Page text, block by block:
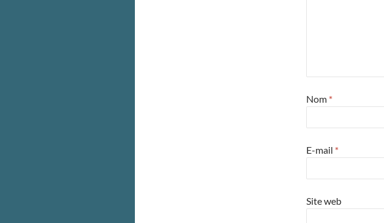
Nom *
E-mail *
Site web